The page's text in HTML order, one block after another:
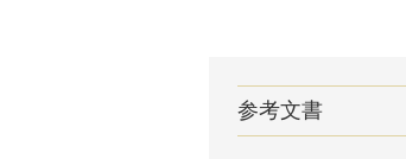
参考文書